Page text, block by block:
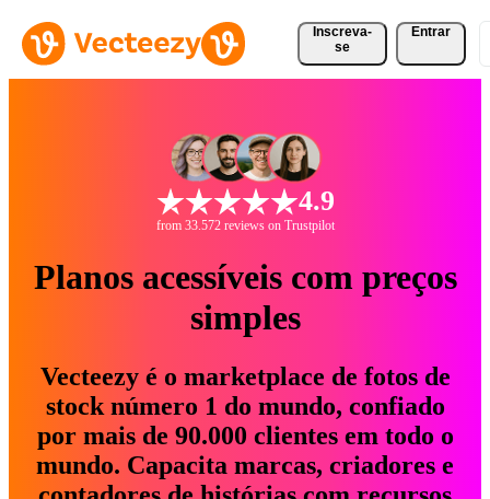
Inscreva-
se
Entrar
4.9
from 33.572 reviews on Trustpilot
Planos acessíveis com preços
simples
Vecteezy é o marketplace de fotos de
stock número 1 do mundo, confiado
por mais de 90.000 clientes em todo o
mundo. Capacita marcas, criadores e